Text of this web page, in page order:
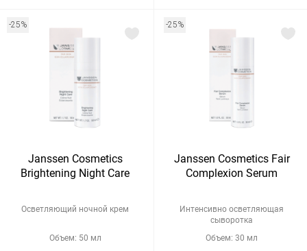
-25%
Janssen Cosmetics
Brightening Night Care
Осветляющий ночной крем
Объем: 50 мл
-25%
Janssen Cosmetics Fair
Complexion Serum
Интенсивно осветляющая
сыворотка
Объем: 30 мл